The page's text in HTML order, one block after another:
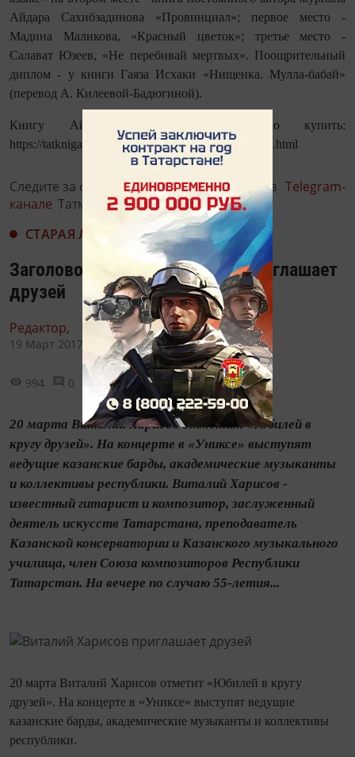
Айдара Сахибзадинова «Провинциал»; первое место -
Мадина Маликова, «Красный цветок»; третье место -
Салават Юзеев, «Не перебивай мертвых». Поощрительный
диплом - у книги Гаяза Исхаки «Нищенка. Мулла-бабай»
(перевод А. Килеевой-Бадюгиной).
Книгу Айдара Сахибзадинова можно купить:
https://tatkniga.ru/book/provintsial-rasskazy-povesti1.html
Следите за самым важным и интересным в Telegram-
канале Татмедиа
СТАРАЯ ЛЕНТА НОВОСТЕЙ
Заголовок: Виталий Харисов приглашает
друзей
Редактор,
19 Март 2017 - 23:00
994 0
20 марта Виталий Харисов отметит «Юбилей в
кругу друзей». На концерте в «Униксе» выступят
ведущие казанские барды, академические музыканты
и коллективы республики. Виталий Харисов -
известный гитарист и композитор, заслуженный
деятель искусств Татарстана, преподаватель
Казанской консерватории и Казанского музыкального
училища, член Союза композиторов Республики
Татарстан. На вечере по случаю 55-летия...
20 марта Виталий Харисов отметит «Юбилей в кругу
друзей». На концерте в «Униксе» выступят ведущие
казанские барды, академические музыканты и коллективы
республики.